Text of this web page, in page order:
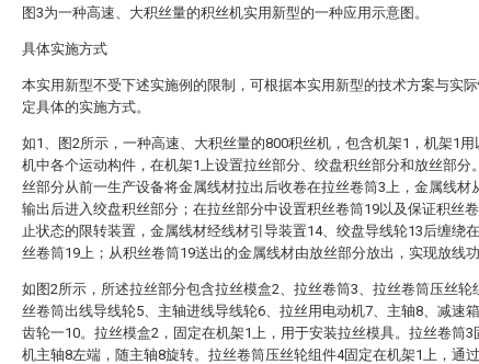
图3为一种高速、大积丝量的积丝机实用新型的一种应用示意图。
具体实施方式
本实用新型不受下述实施例的限制，可根据本实用新型的技术方案与实
定具体的实施方式。
如1、图2所示，一种高速、大积丝量的800积丝机，包含机架1，机架1用
机中各个运动构件，在机架1上设置拉丝部分、绞盘积丝部分和放丝部分
丝部分从前一生产设备将金属线材拉出后收卷在拉丝卷筒3上，金属线材
输出后进入绞盘积丝部分；在拉丝部分中设置积丝卷筒19以及保证积丝
止状态的限转装置，金属线材经线材引导装置14、绞盘导线轮13后缠绕
丝卷筒19上；从积丝卷筒19送出的金属线材由放丝部分放出，实现放线功
如图2所示，所述拉丝部分包含拉丝模盒2、拉丝卷筒3、拉丝卷筒压丝轮
丝卷筒出线导线轮5、主轴进线导线轮6、拉丝用电动机7、主轴8、减速
齿轮一10。拉丝模盒2，固定在机架1上，用于安装拉丝模具。拉丝卷筒3
机主轴8左端，随主轴8旋转。拉丝卷筒压丝轮组件4固定在机架1上，通